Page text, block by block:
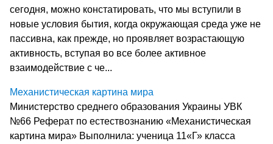
сегодня, можно констатировать, что мы вступили в
новые условия бытия, когда окружающая среда уже не
пассивна, как прежде, но проявляет возрастающую
активность, вступая во все более активное
взаимодействие с че...
Механистическая картина мира
Министерство среднего образования Украины УВК
№66 Реферат по естествознанию «Механистическая
картина мира» Выполнила: ученица 11«Г» класса